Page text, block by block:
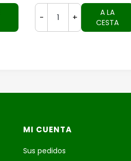
- +
A LA
CESTA
MI CUENTA
Sus pedidos